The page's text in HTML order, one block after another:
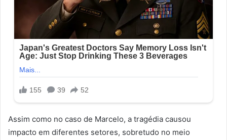
Assim como no caso de Marcelo, a tragédia causou
impacto em diferentes setores, sobretudo no meio